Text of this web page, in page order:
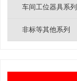
车间工位器具系列
非标等其他系列